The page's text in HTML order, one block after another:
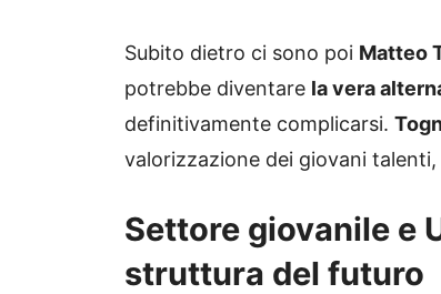
Subito dietro ci sono poi Matteo
potrebbe diventare la vera
definitivamente complicarsi.
valorizzazione dei giovani
Settore giovanile e
struttura del futuro